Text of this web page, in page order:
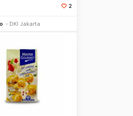
2
DKI Jakarta